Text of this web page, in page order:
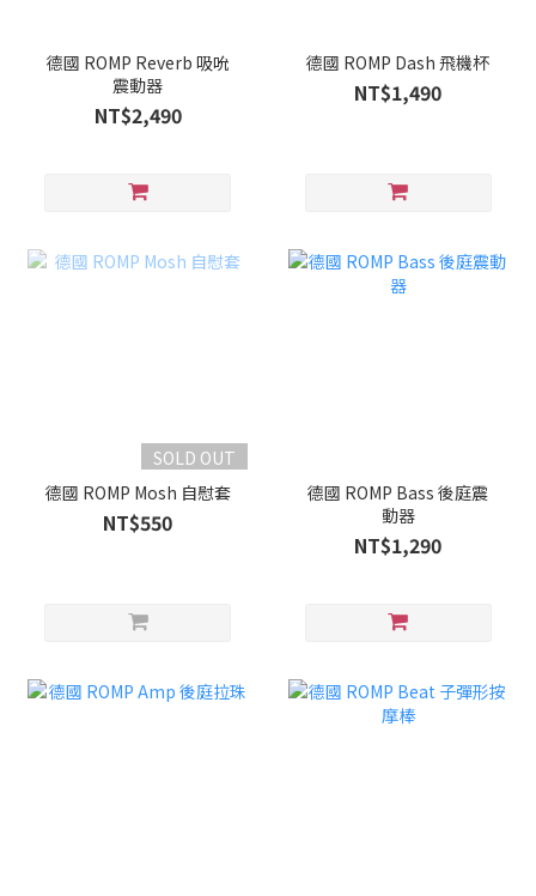
德國 ROMP Reverb 吸吮
震動器
NT$2,490
德國 ROMP Dash 飛機杯
NT$1,490
SOLD OUT
德國 ROMP Mosh 自慰套
NT$550
德國 ROMP Bass 後庭震
動器
NT$1,290